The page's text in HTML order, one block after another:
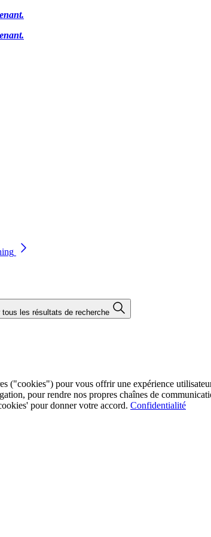
tous les résultats de recherche
("cookies") pour vous offrir une expérience
pour rendre nos propres chaînes de
pour donner votre accord. Confidentialité